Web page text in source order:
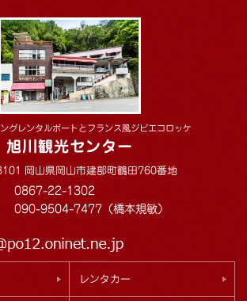
グレンタルボートとフランス風ジビエコロッケ
旭川観光センター
岡山県岡山市建部町鶴田760番地
0867-22-1302
090-9504-7477（橋本規敏）
レンタカー